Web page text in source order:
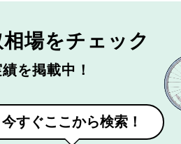
相場をチェック
を掲載中！
今すぐここから検索！